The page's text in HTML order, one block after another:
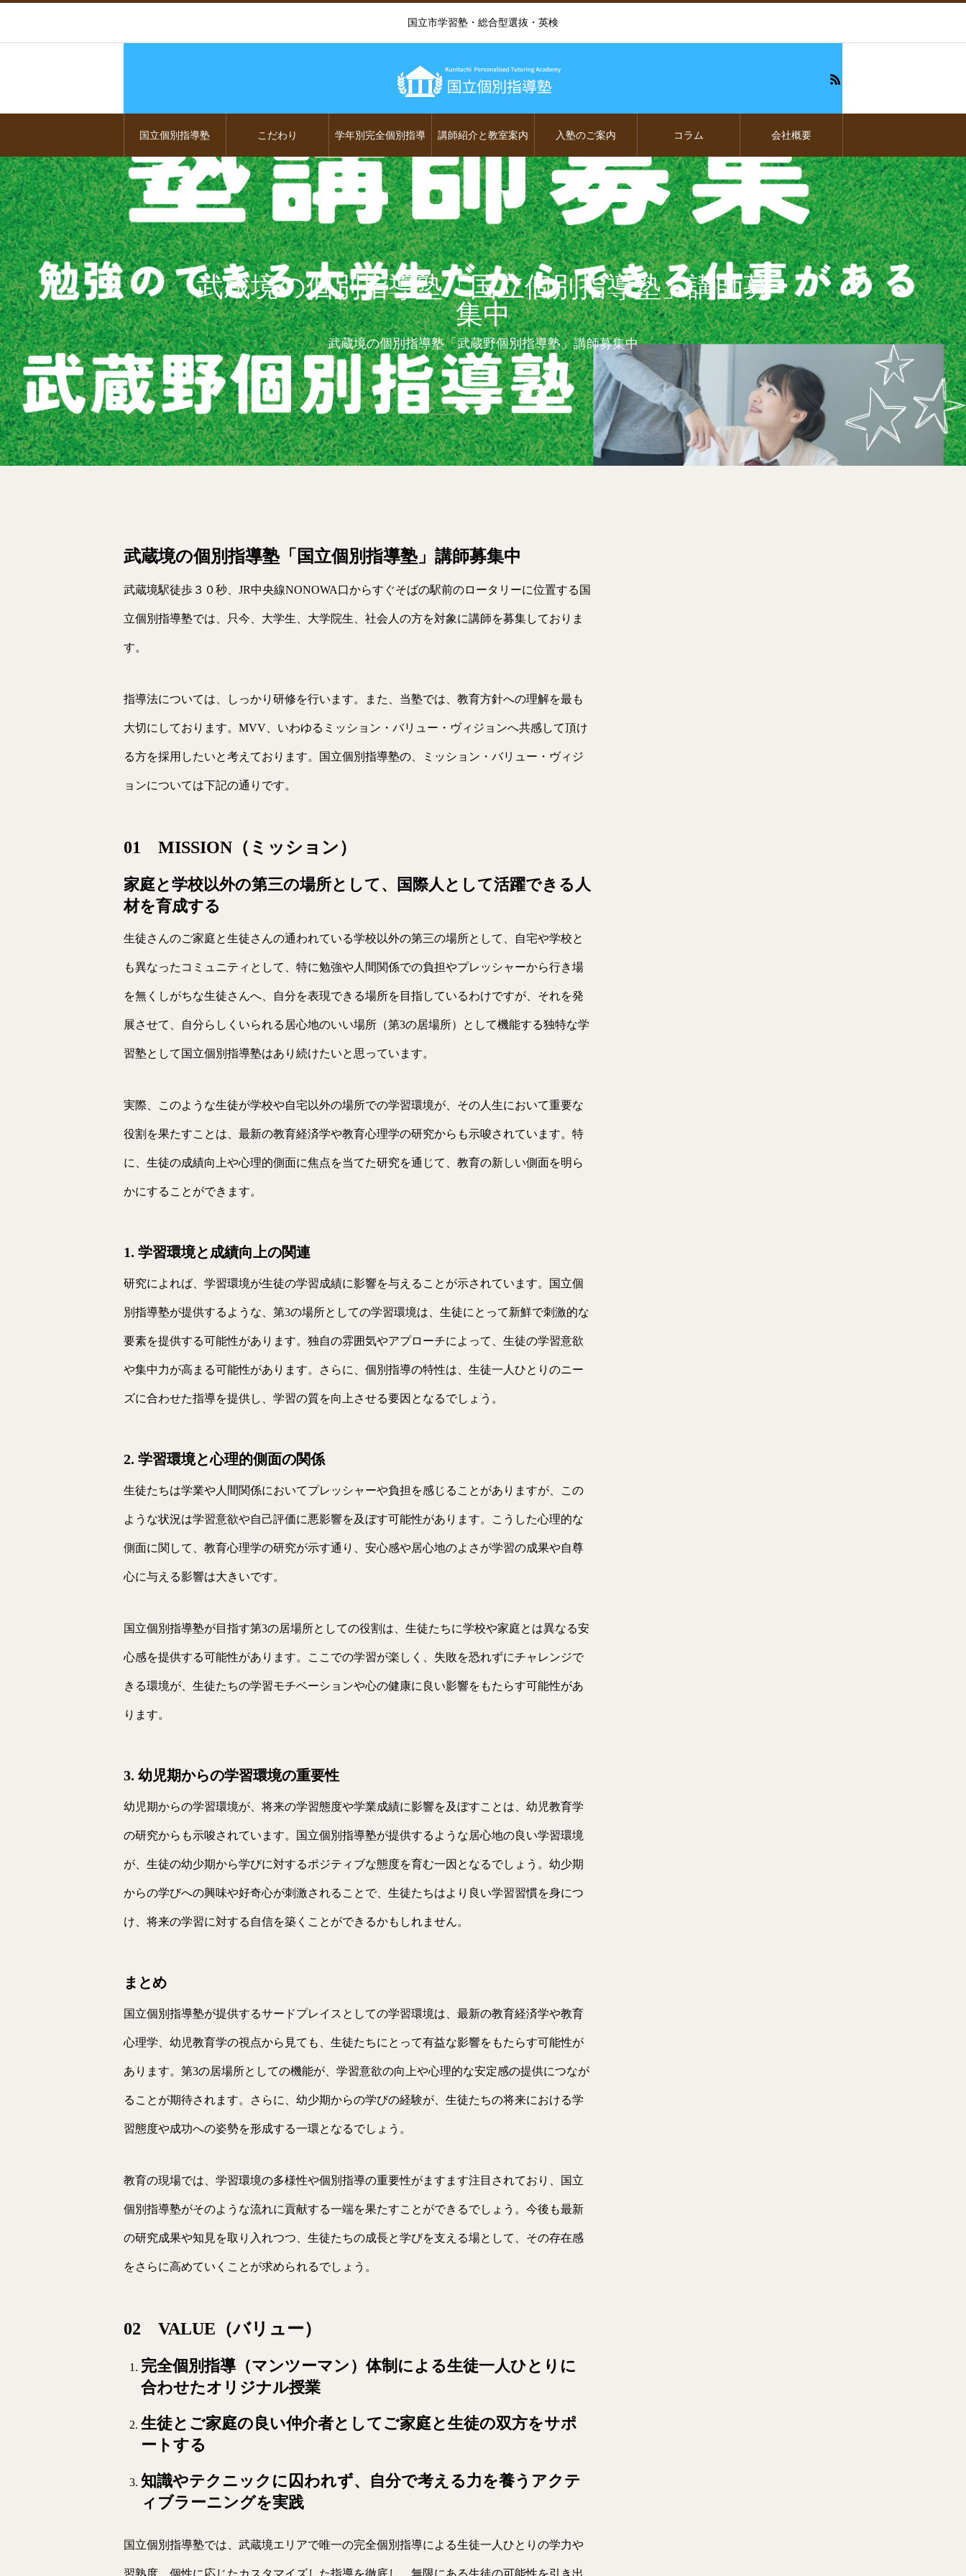
国立市学習塾・総合型選抜・英検
国立個別指導塾 こだわり 学年別完全個別指導 講師紹介と教室案内 入塾のご案内 コラム 会社概要
武蔵境の個別指導塾「国立個別指導塾」講師募
集中
武蔵境の個別指導塾「武蔵野個別指導塾」講師募集中
武蔵境の個別指導塾「国立個別指導塾」講師募集中
武蔵境駅徒歩３０秒、JR中央線NONOWA口からすぐそばの駅前のロータリーに位置する国
立個別指導塾では、只今、大学生、大学院生、社会人の方を対象に講師を募集しておりま
す。
指導法については、しっかり研修を行います。また、当塾では、教育方針への理解を最も
大切にしております。MVV、いわゆるミッション・バリュー・ヴィジョンへ共感して頂け
る方を採用したいと考えております。国立個別指導塾の、ミッション・バリュー・ヴィジ
ョンについては下記の通りです。
01 MISSION（ミッション）
家庭と学校以外の第三の場所として、国際人として活躍できる人
材を育成する
生徒さんのご家庭と生徒さんの通われている学校以外の第三の場所として、自宅や学校と
も異なったコミュニティとして、特に勉強や人間関係での負担やプレッシャーから行き場
を無くしがちな生徒さんへ、自分を表現できる場所を目指しているわけですが、それを発
展させて、自分らしくいられる居心地のいい場所（第3の居場所）として機能する独特な学
習塾として国立個別指導塾はあり続けたいと思っています。
実際、このような生徒が学校や自宅以外の場所での学習環境が、その人生において重要な
役割を果たすことは、最新の教育経済学や教育心理学の研究からも示唆されています。特
に、生徒の成績向上や心理的側面に焦点を当てた研究を通じて、教育の新しい側面を明ら
かにすることができます。
1. 学習環境と成績向上の関連
研究によれば、学習環境が生徒の学習成績に影響を与えることが示されています。国立個
別指導塾が提供するような、第3の場所としての学習環境は、生徒にとって新鮮で刺激的な
要素を提供する可能性があります。独自の雰囲気やアプローチによって、生徒の学習意欲
や集中力が高まる可能性があります。さらに、個別指導の特性は、生徒一人ひとりのニー
ズに合わせた指導を提供し、学習の質を向上させる要因となるでしょう。
2. 学習環境と心理的側面の関係
生徒たちは学業や人間関係においてプレッシャーや負担を感じることがありますが、この
ような状況は学習意欲や自己評価に悪影響を及ぼす可能性があります。こうした心理的な
側面に関して、教育心理学の研究が示す通り、安心感や居心地のよさが学習の成果や自尊
心に与える影響は大きいです。
国立個別指導塾が目指す第3の居場所としての役割は、生徒たちに学校や家庭とは異なる安
心感を提供する可能性があります。ここでの学習が楽しく、失敗を恐れずにチャレンジで
きる環境が、生徒たちの学習モチベーションや心の健康に良い影響をもたらす可能性があ
ります。
3. 幼児期からの学習環境の重要性
幼児期からの学習環境が、将来の学習態度や学業成績に影響を及ぼすことは、幼児教育学
の研究からも示唆されています。国立個別指導塾が提供するような居心地の良い学習環境
が、生徒の幼少期から学びに対するポジティブな態度を育む一因となるでしょう。幼少期
からの学びへの興味や好奇心が刺激されることで、生徒たちはより良い学習習慣を身につ
け、将来の学習に対する自信を築くことができるかもしれません。
まとめ
国立個別指導塾が提供するサードプレイスとしての学習環境は、最新の教育経済学や教育
心理学、幼児教育学の視点から見ても、生徒たちにとって有益な影響をもたらす可能性が
あります。第3の居場所としての機能が、学習意欲の向上や心理的な安定感の提供につなが
ることが期待されます。さらに、幼少期からの学びの経験が、生徒たちの将来における学
習態度や成功への姿勢を形成する一環となるでしょう。
教育の現場では、学習環境の多様性や個別指導の重要性がますます注目されており、国立
個別指導塾がそのような流れに貢献する一端を果たすことができるでしょう。今後も最新
の研究成果や知見を取り入れつつ、生徒たちの成長と学びを支える場として、その存在感
をさらに高めていくことが求められるでしょう。
02 VALUE（バリュー）
完全個別指導（マンツーマン）体制による生徒一人ひとりに
合わせたオリジナル授業
生徒とご家庭の良い仲介者としてご家庭と生徒の双方をサポ
ートする
知識やテクニックに囚われず、自分で考える力を養うアクテ
ィブラーニングを実践
国立個別指導塾では、武蔵境エリアで唯一の完全個別指導による生徒一人ひとりの学力や
習熟度、個性に応じたカスタマイズした指導を徹底し、無限にある生徒の可能性を引き出